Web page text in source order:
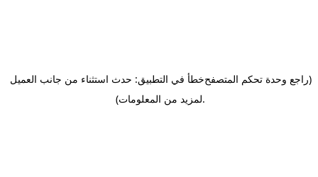
خطأ في التطبيق: حدث استثناء من جانب العميل(راجع وحدة تحكم المتصفح
لمزيد من المعلومات).